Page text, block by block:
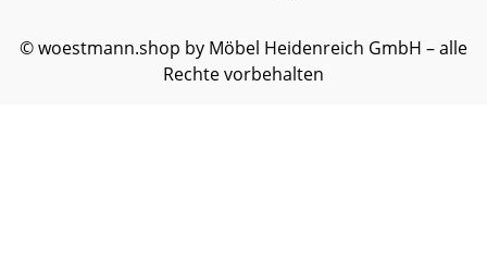
© woestmann.shop by Möbel Heidenreich GmbH – alle
Rechte vorbehalten